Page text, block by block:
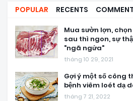
POPULAR RECENTS
Mua sườn lợn,
sau thì ngon, sự
"ngã ngửa"
tháng 10 29, 2021
Gợi ý một số công
bệnh viêm loét dạ
tháng 7 21, 2022